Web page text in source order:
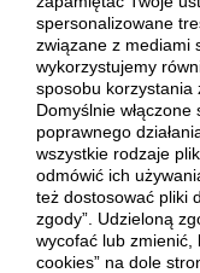
konopii i 45%
akryl. Czapki z
najbardziej
praktyczne, jakim
dopełniają każdą
komfortowo.
Wybierz idealną
Enjoy The Sport
zamówienia!
spersonalizowane
związane z mediami
wykorzystujemy
sposobu korzystania
Domyślnie
poprawnego
wszystkie rodzaje
odmówić ich
też dostosować pliki
zgody”. Udzieloną
wycofać lub zmienić,
cookies” na dole